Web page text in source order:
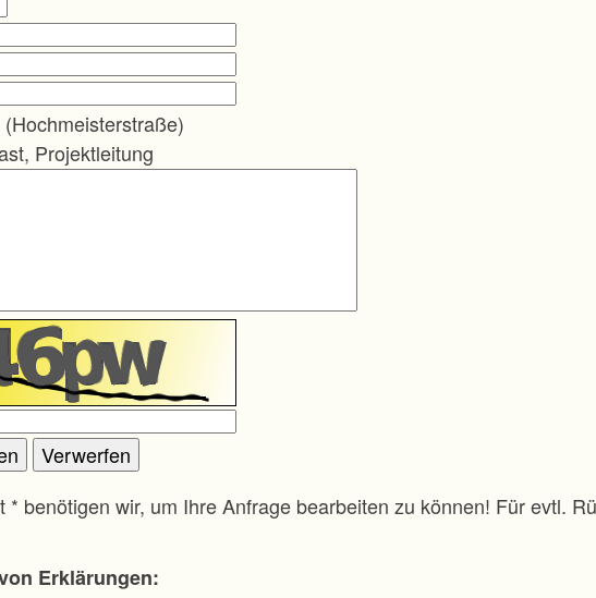
Projektleitung
benötigen wir, um Ihre Anfrage bearbeiten zu können! Für evtl.
Erklärungen: